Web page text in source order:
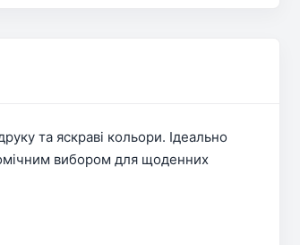
та яскраві кольори. Ідеально
вибором для щоденних